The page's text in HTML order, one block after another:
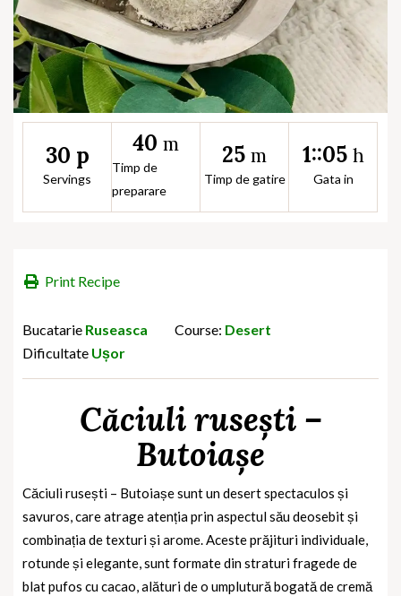
30 p
Servings
40 m
Timp de
preparare
25 m
Timp de gatire
1::05 h
Gata in
Print Recipe
Bucatarie Ruseasca Course: Desert
Dificultate Ușor
Căciuli rusești –
Butoiașe
Căciuli rusești – Butoiașesunt un desert spectaculos și
savuros, care atrage atenția prin aspectul său deosebit și
combinația de texturi și arome. Aceste prăjituri individuale,
rotunde și elegante, sunt formate din straturi fragede de
blat pufos cu cacao, alături de o umplutură bogată de cremă